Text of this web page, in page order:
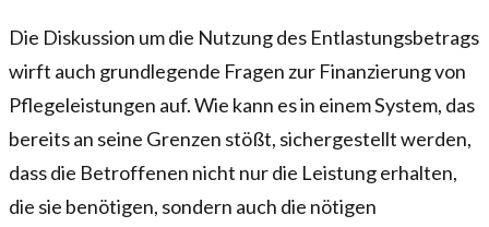
Die Diskussion um die Nutzung des Entlastungsbetrags
wirft auch grundlegende Fragen zur Finanzierung von
Pflegeleistungen auf. Wie kann es in einem System, das
bereits an seine Grenzen stößt, sichergestellt werden,
dass die Betroffenen nicht nur die Leistung erhalten,
die sie benötigen, sondern auch die nötigen